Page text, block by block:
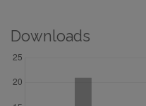
Downloads